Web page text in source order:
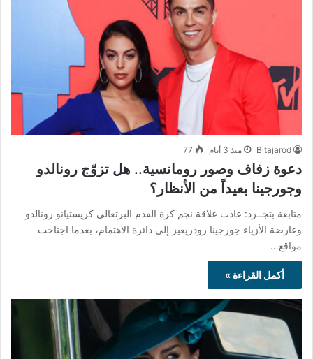
Bitajarod منذ 3 أيام 77
دعوة زفاف وصور رومانسية.. هل تزوّج رونالدو
وجورجينا بعيداً من الأنظار؟
متابعة بتجــرد: عادت علاقة نجم كرة القدم البرتغالي كريستيانو رونالدو
وعارضة الأزياء جورجينا رودريغيز إلى دائرة الاهتمام، بعدما اجتاحت
مواقع…
أكمل القراءة »